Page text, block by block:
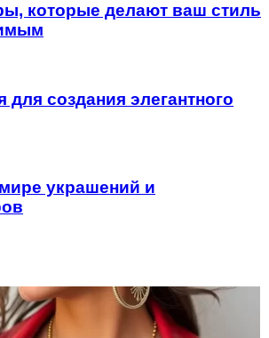
которые делают ваш стиль
для создания элегантного
украшений и